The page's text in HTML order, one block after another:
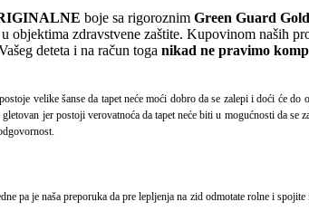
boje sa rigoroznim Green Guard Gold
zdravstvene zaštite. Kupovinom naših
deteta i na račun toga nikad ne pravimo
velike šanse da tapet neće moći dobro da se zalepi i doći će do
jer postoji verovatnoća da tapet neće biti u mogućnosti da se
pa je naša preporuka da pre lepljenja na zid odmotate rolne i